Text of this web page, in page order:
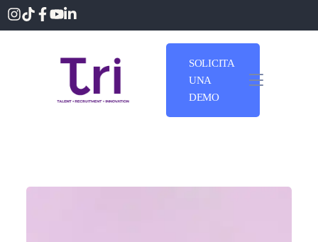
SOLICITA
UNA
DEMO